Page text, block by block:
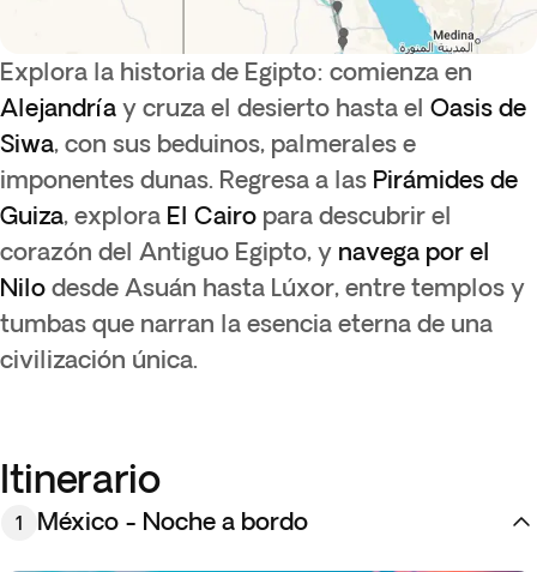
Explora la historia de Egipto: comienza en
Alejandría y cruza el desierto hasta el Oasis de
Siwa, con sus beduinos, palmerales e
imponentes dunas. Regresa a las Pirámides de
Guiza, explora El Cairo para descubrir el
corazón del Antiguo Egipto, y navega por el
Nilo desde Asuán hasta Lúxor, entre templos y
tumbas que narran la esencia eterna de una
civilización única.
Itinerario
1 México - Noche a bordo